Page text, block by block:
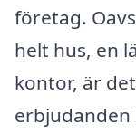
företag.
helt hus, en
kontor, är
erbjudanden